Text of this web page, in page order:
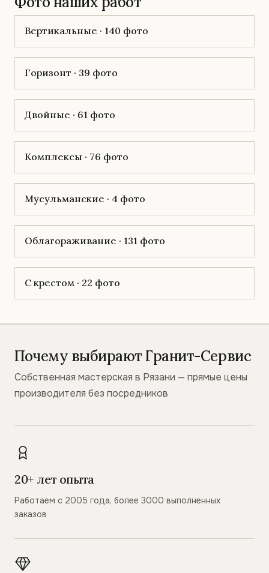
Вертикальные · 140 фото
Горизонт · 39 фото
Двойные · 61 фото
Комплексы · 76 фото
Мусульманские · 4 фото
Облагораживание · 131 фото
С крестом · 22 фото
Почему выбирают Гранит-Сервис
Собственная мастерская в Рязани — прямые цены
производителя без посредников
20+ лет опыта
Работаем с 2005 года, более 3000 выполненных
заказов